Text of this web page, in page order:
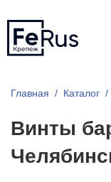
Главная Каталог
Винты